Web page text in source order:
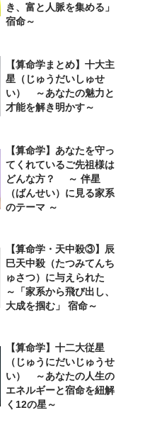
き、富と人脈を集める」
宿命～
【算命学まとめ】十大主
星（じゅうだいしゅせ
い） ～あなたの魅力と
才能を解き明かす～
【算命学】あなたを守っ
てくれているご先祖様は
どんな方？ ～ 伴星
（ばんせい）に見る家系
のテーマ ～
【算命学・天中殺③】辰
巳天中殺（たつみてんち
ゅさつ）に与えられた
～「家系から飛び出し、
大成を掴む」 宿命～
【算命学】十二大従星
（じゅうにだいじゅうせ
い） ～あなたの人生の
エネルギーと宿命を紐解
く12の星～